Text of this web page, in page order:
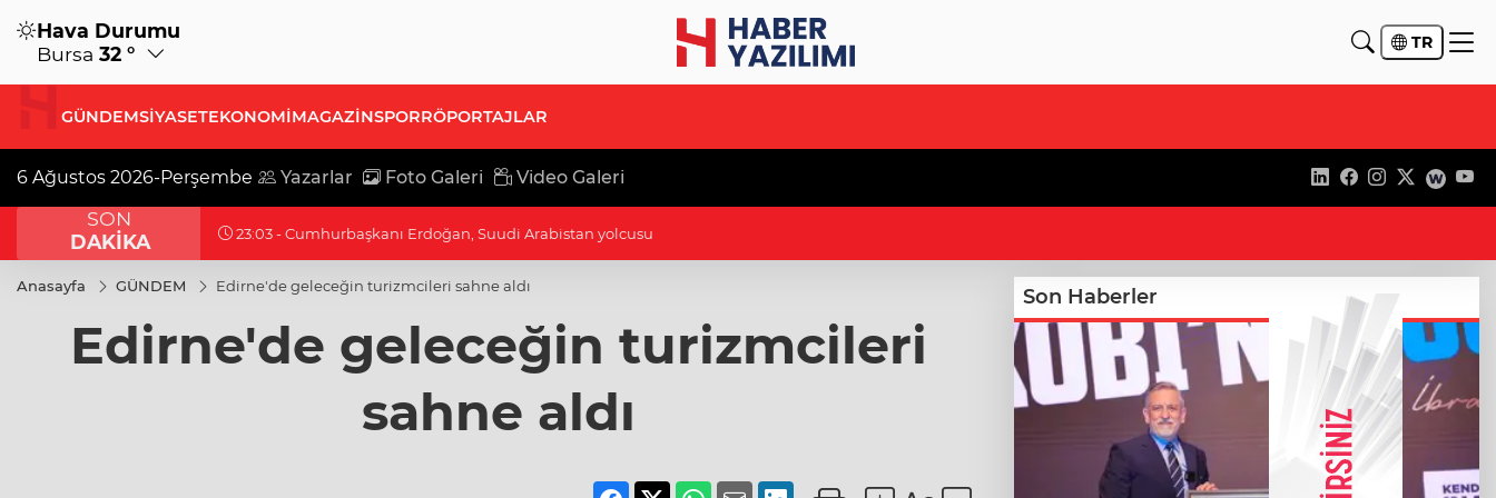
Hava Durumu
Bursa 32 ° TR
GÜNDEMSİYASETEKONOMİMAGAZİNSPORRÖPORTAJLAR
6 Ağustos 2026-Perşembe Yazarlar Foto Galeri Video Galeri
SON
DAKİKA
23:03 - Cumhurbaşkanı Erdoğan, Suudi Arabistan yolcusu
Anasayfa GÜNDEM Edirne'de geleceğin turizmcileri sahne aldı
Edirne'de geleceğin turizmcileri
sahne aldı
Son Haberler